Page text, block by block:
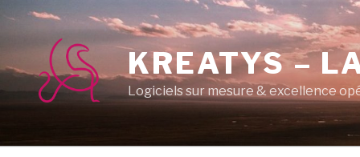
contenu
principal
KREATYS –
Logiciels sur mesure & excellence